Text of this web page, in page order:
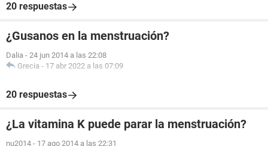
20 respuestas
¿Gusanos en la menstruación?
Dalia - 24 jun 2014 a las 22:08
Grecia - 17 abr 2022 a las 07:09
20 respuestas
¿La vitamina K puede parar la menstruación?
nu2014 - 17 ago 2014 a las 22:31